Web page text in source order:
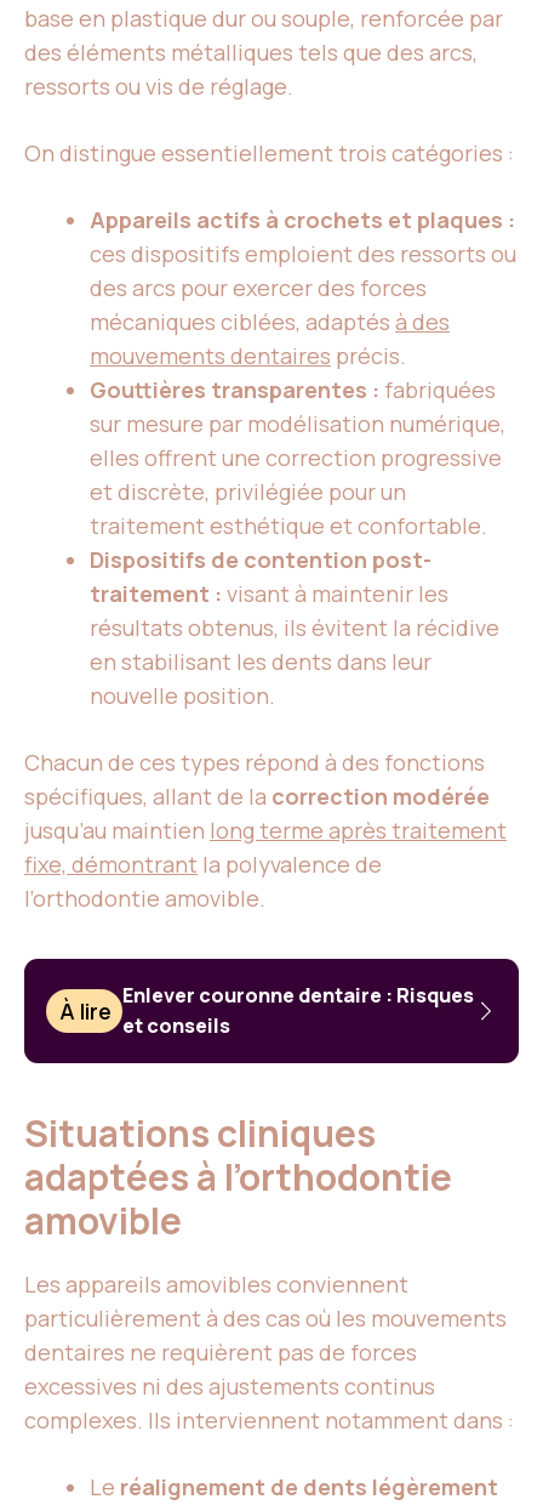
base en plastique dur ou souple, renforcée par
des éléments métalliques tels que des arcs,
ressorts ou vis de réglage.
On distingue essentiellement trois catégories :
Appareils actifs à crochets et plaques :
ces dispositifs emploient des ressorts ou
des arcs pour exercer des forces
mécaniques ciblées, adaptés à des
mouvements dentaires précis.
Gouttières transparentes : fabriquées
sur mesure par modélisation numérique,
elles offrent une correction progressive
et discrète, privilégiée pour un
traitement esthétique et confortable.
Dispositifs de contention post-
traitement : visant à maintenir les
résultats obtenus, ils évitent la récidive
en stabilisant les dents dans leur
nouvelle position.
Chacun de ces types répond à des fonctions
spécifiques, allant de la correction modérée
jusqu’au maintien long terme après traitement
fixe, démontrant la polyvalence de
l’orthodontie amovible.
À lire
Enlever couronne dentaire : Risques
et conseils
Situations cliniques
adaptées à l’orthodontie
amovible
Les appareils amovibles conviennent
particulièrement à des cas où les mouvements
dentaires ne requièrent pas de forces
excessives ni des ajustements continus
complexes. Ils interviennent notamment dans :
Le réalignement de dents légèrement